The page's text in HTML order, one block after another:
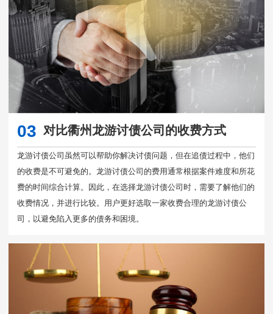
03 对比衢州龙游讨债公司的收费方式
龙游讨债公司虽然可以帮助你解决讨债问题，但在追债过程中，他们
的收费是不可避免的。龙游讨债公司的费用通常根据案件难度和所花
费的时间综合计算。因此，在选择龙游讨债公司时，需要了解他们的
收费情况，并进行比较。用户更好选取一家收费合理的龙游讨债公
司，以避免陷入更多的债务和困境。